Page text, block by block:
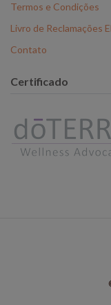
Termos e Condições
Livro de Reclamações
Contato
Certificado